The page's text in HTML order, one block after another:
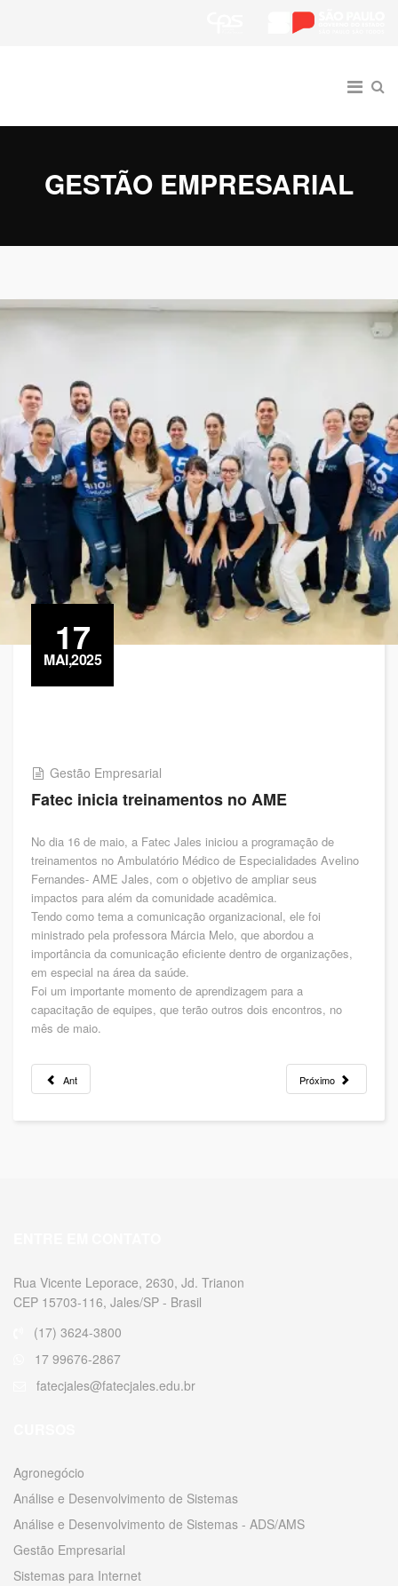
GESTÃO EMPRESARIAL
17
MAI,2025
Gestão Empresarial
Fatec inicia treinamentos no AME
No dia 16 de maio, a Fatec Jales iniciou a programação de
treinamentos no Ambulatório Médico de Especialidades Avelino
Fernandes- AME Jales, com o objetivo de ampliar seus
impactos para além da comunidade acadêmica.
Tendo como tema a comunicação organizacional, ele foi
ministrado pela professora Márcia Melo, que abordou a
importância da comunicação eficiente dentro de organizações,
em especial na área da saúde.
Foi um importante momento de aprendizagem para a
capacitação de equipes, que terão outros dois encontros, no
mês de maio.
Ant Próximo
Rua Vicente Leporace, 2630, Jd. Trianon
CEP 15703-116, Jales/SP - Brasil
(17) 3624-3800
17 99676-2867
fatecjales@fatecjales.edu.br
Agronegócio
Análise e Desenvolvimento de Sistemas
Análise e Desenvolvimento de Sistemas - ADS/AMS
Gestão Empresarial
Sistemas para Internet